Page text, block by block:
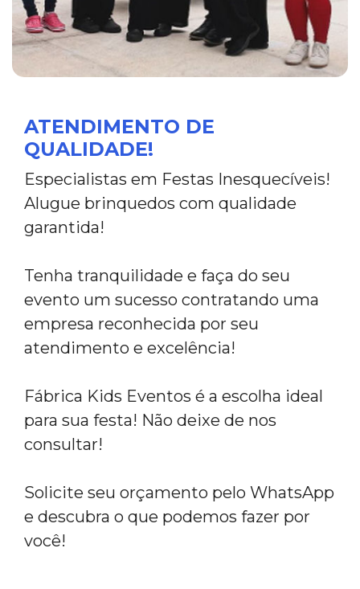
ATENDIMENTO DE
QUALIDADE!
Especialistas em Festas Inesquecíveis!
Alugue brinquedos com qualidade
garantida!
Tenha tranquilidade e faça do seu
evento um sucesso contratando uma
empresa reconhecida por seu
atendimento e excelência!
Fábrica Kids Eventos é a escolha ideal
para sua festa! Não deixe de nos
consultar!
Solicite seu orçamento pelo WhatsApp
e descubra o que podemos fazer por
você!